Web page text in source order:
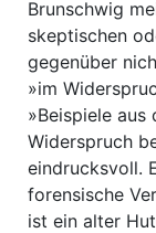
Brunschwig
skeptischen
gegenüber
»im
»Beispiele aus
Widerspruch
eindrucksvoll.
forensische
ist ein alter